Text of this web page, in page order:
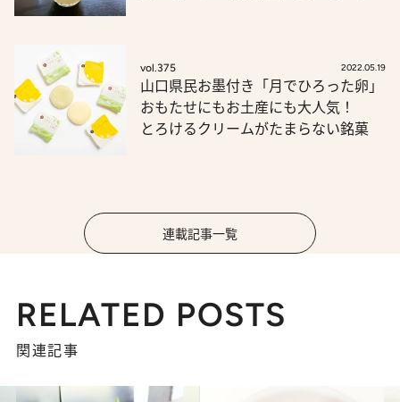
vol.375 2022.05.19
山口県民お墨付き「月でひろった卵」
おもたせにもお土産にも大人気！
とろけるクリームがたまらない銘菓
連載記事一覧
RELATED POSTS
関連記事